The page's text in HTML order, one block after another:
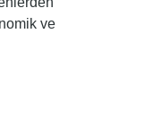
ve